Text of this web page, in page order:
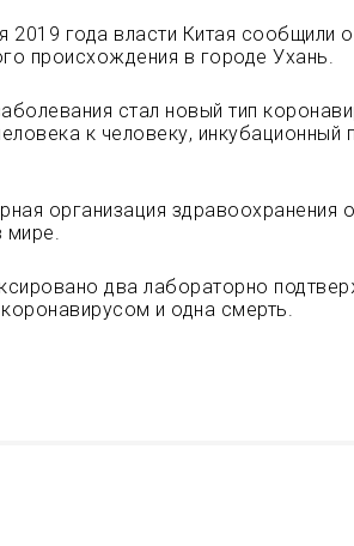
2019 года власти Китая сообщили
происхождения в городе Ухань.
стал новый тип
к человеку, инкубационный
организация здравоохранения
два лабораторно
и одна смерть.